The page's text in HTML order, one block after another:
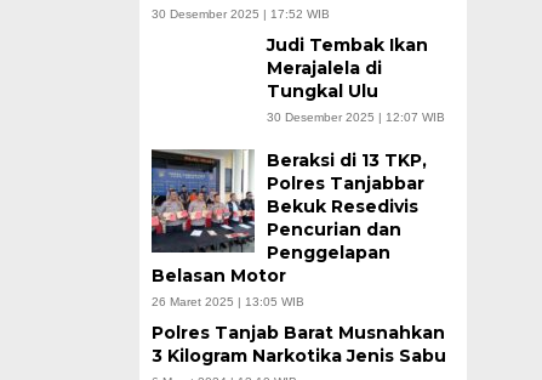
30 Desember 2025 | 17:52 WIB
Judi Tembak Ikan
Merajalela di
Tungkal Ulu
30 Desember 2025 | 12:07 WIB
Beraksi di 13 TKP,
Polres Tanjabbar
Bekuk Resedivis
Pencurian dan
Penggelapan
Belasan Motor
26 Maret 2025 | 13:05 WIB
Polres Tanjab Barat Musnahkan
3 Kilogram Narkotika Jenis Sabu